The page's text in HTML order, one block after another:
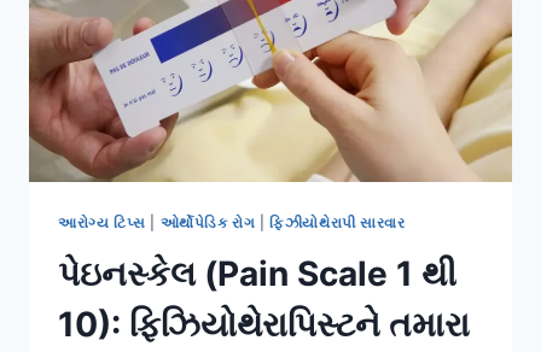
આરોગ્ય ટિપ્સ ઓર્થોપેડિક રોગ |ફિઝીયોથેરાપી સારવાર
પેઇનસ્કેલ (Pain Scale 1 થી
10): ફિઝિયોથેરાપિસ્ટને તમારા